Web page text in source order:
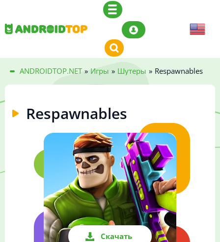
ANDROIDTOP.NET » Игры » Шутеры » Respawnables
Respawnables
Скачать